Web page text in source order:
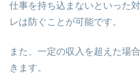
仕事を持ち込まないといった
レは防ぐことが可能です。
また、一定の収入を超えた場
きます。